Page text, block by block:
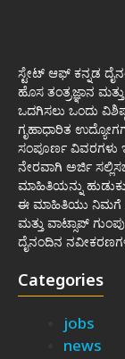
ಸ್ಟೇಟ್ ಆಫ್ ಕನ್ನಡ
ಹೊಸ ತಂತ್ರಜ್ಞಾನ
ಒದಗಿಸಲು ಒಂದು
ಗೃಹಾಧಾರಿತ
ಸಂಪೂರ್ಣ ವಿವರಗಳು
ನೇರವಾಗಿ ಅರ್ಜಿ
ಮಾಹಿತಿಯನ್ನು
ಈ ಮಾಹಿತಿಯು ನಿಮಗೆ
ಮತ್ತು ವಾಟ್ಸಾಪ್
ದೈನಂದಿನ
Categories
jobs
news